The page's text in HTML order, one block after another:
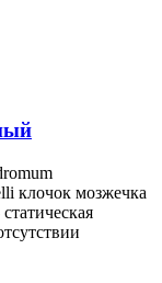
клочок мозжечка